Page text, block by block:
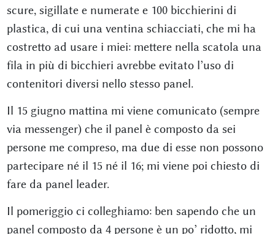
scure, sigillate e numerate e 100 bicchierini di
plastica, di cui una ventina schiacciati, che mi ha
costretto ad usare i miei: mettere nella scatola una
fila in più di bicchieri avrebbe evitato l’uso di
contenitori diversi nello stesso panel.
Il 15 giugno mattina mi viene comunicato (sempre
via messenger) che il panel è composto da sei
persone me compreso, ma due di esse non possono
partecipare né il 15 né il 16; mi viene poi chiesto di
fare da panel leader.
Il pomeriggio ci colleghiamo: ben sapendo che un
panel composto da 4 persone è un po’ ridotto, mi